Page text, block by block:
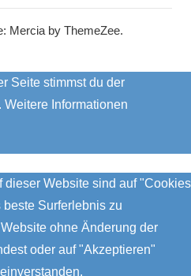
Mercia by ThemeZee.
Seite stimmst du der
Weitere Informationen
Website sind auf "Cookies
Surferlebnis zu
ohne Änderung der
oder auf "Akzeptieren"